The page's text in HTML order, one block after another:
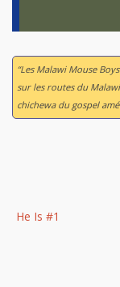
“Les Malawi Mouse
sur les routes du
chichewa du gospel
He Is #1